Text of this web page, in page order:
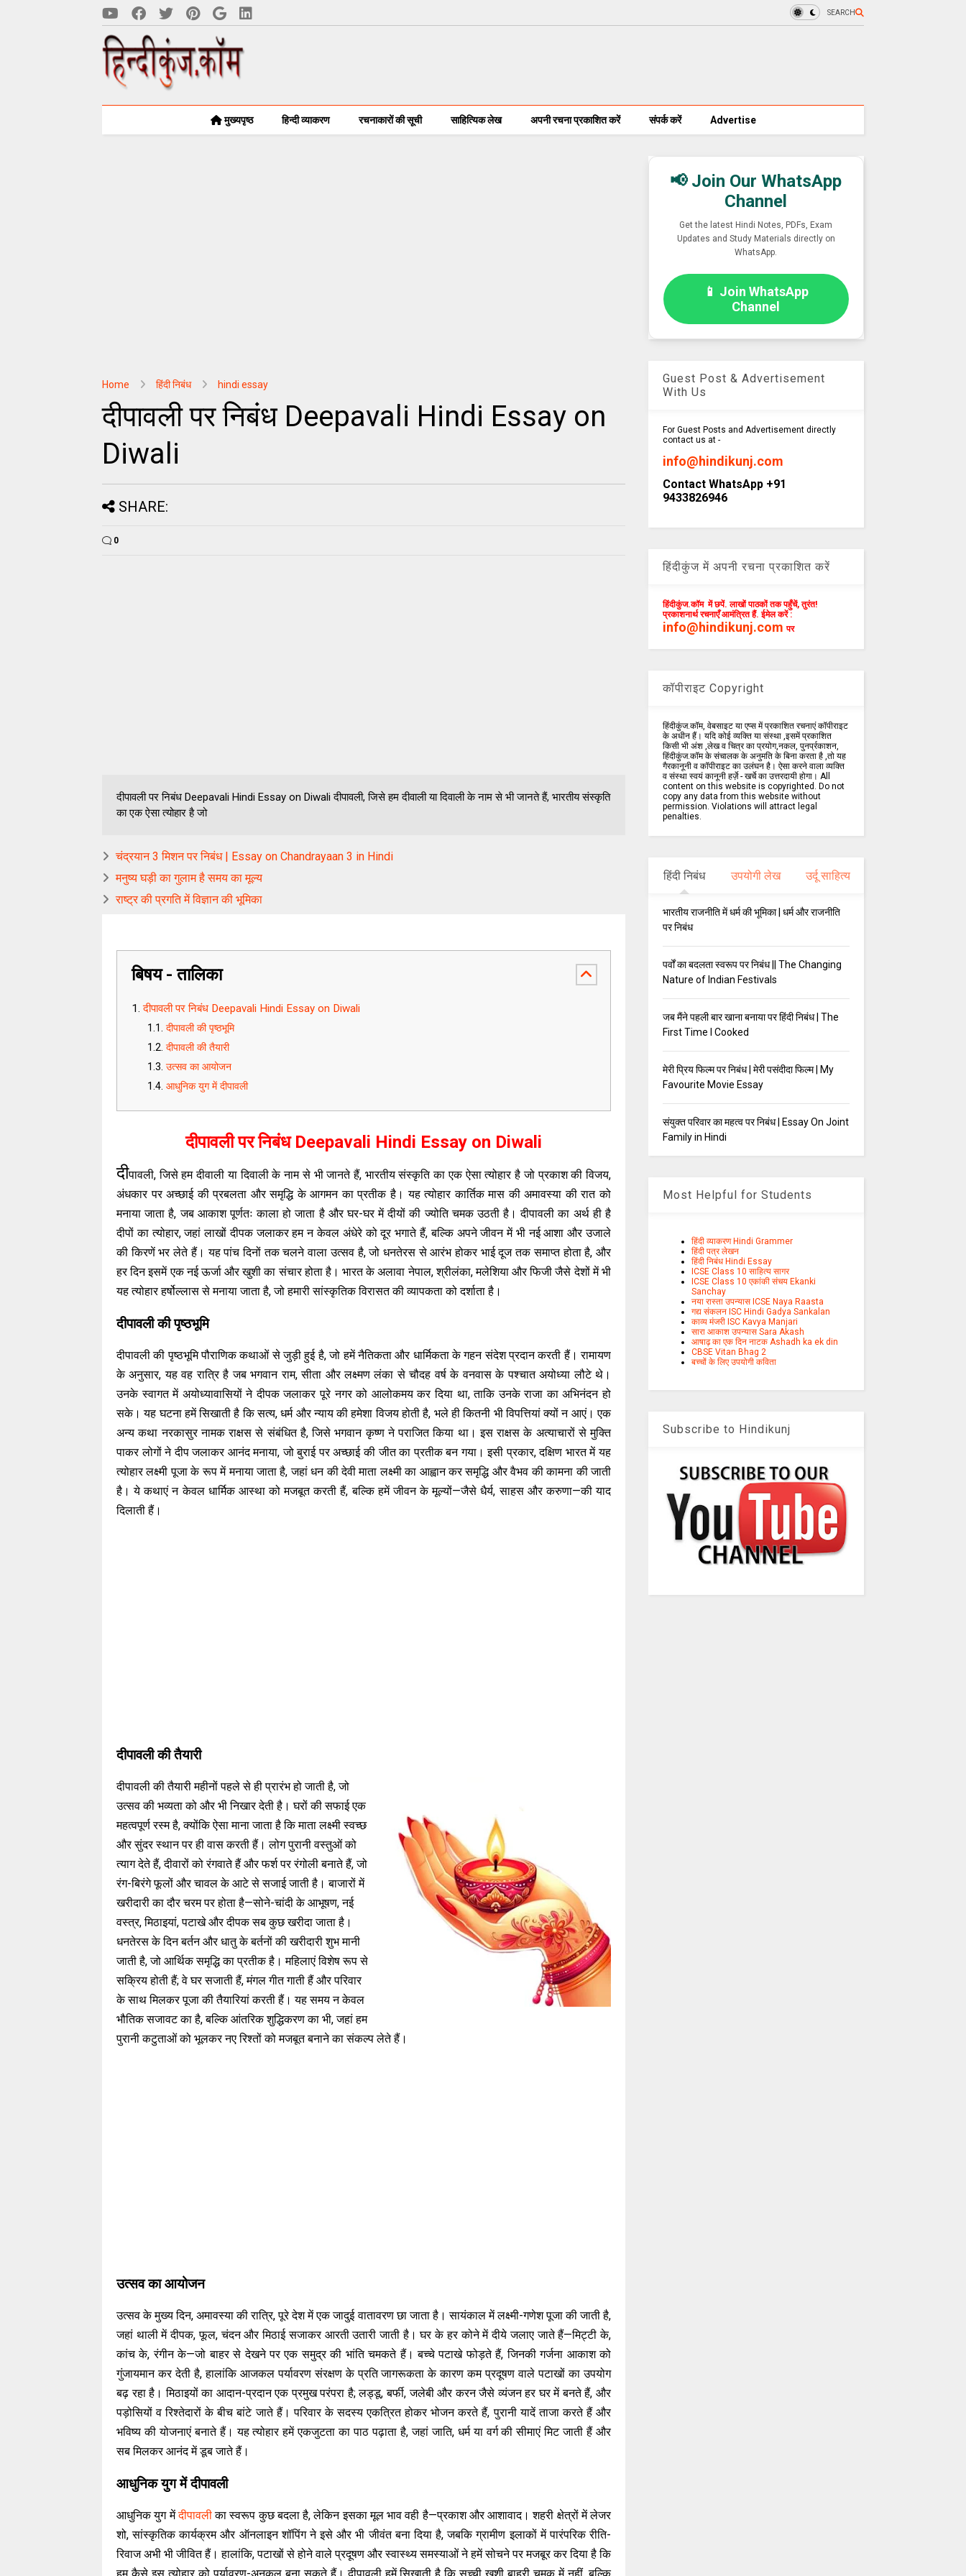
SEARCH
मुख्यपृष्ठ हिन्दी व्याकरण रचनाकारों की सूची साहित्यिक लेख अपनी रचना प्रकाशित करें संपर्क करें Advertise
Home हिंदी निबंध hindi essay
दीपावली पर निबंध Deepavali Hindi Essay on
Diwali
SHARE:
0
दीपावली पर निबंध Deepavali Hindi Essay on Diwali दीपावली, जिसे हम दीवाली या दिवाली के नाम से भी जानते हैं, भारतीय संस्कृति
का एक ऐसा त्योहार है जो
चंद्रयान 3 मिशन पर निबंध | Essay on Chandrayaan 3 in Hindi
मनुष्य घड़ी का गुलाम है समय का मूल्य
राष्ट्र की प्रगति में विज्ञान की भूमिका
बिषय - तालिका
दीपावली पर निबंध Deepavali Hindi Essay on Diwali
दीपावली की पृष्ठभूमि
दीपावली की तैयारी
उत्सव का आयोजन
आधुनिक युग में दीपावली
दीपावली पर निबंध Deepavali Hindi Essay on Diwali
दीपावली, जिसे हम दीवाली या दिवाली के नाम से भी जानते हैं, भारतीय संस्कृति का एक ऐसा त्योहार है जो प्रकाश की विजय,
अंधकार पर अच्छाई की प्रबलता और समृद्धि के आगमन का प्रतीक है। यह त्योहार कार्तिक मास की अमावस्या की रात को
मनाया जाता है, जब आकाश पूर्णतः काला हो जाता है और घर-घर में दीयों की ज्योति चमक उठती है। दीपावली का अर्थ ही है
दीपों का त्योहार, जहां लाखों दीपक जलाकर हम न केवल अंधेरे को दूर भगाते हैं, बल्कि अपने जीवन में भी नई आशा और उजाले
की किरणें भर लेते हैं। यह पांच दिनों तक चलने वाला उत्सव है, जो धनतेरस से आरंभ होकर भाई दूज तक समाप्त होता है, और
हर दिन इसमें एक नई ऊर्जा और खुशी का संचार होता है। भारत के अलावा नेपाल, श्रीलंका, मलेशिया और फिजी जैसे देशों में भी
यह त्योहार हर्षोल्लास से मनाया जाता है, जो हमारी सांस्कृतिक विरासत की व्यापकता को दर्शाता है।
दीपावली की पृष्ठभूमि
दीपावली की पृष्ठभूमि पौराणिक कथाओं से जुड़ी हुई है, जो हमें नैतिकता और धार्मिकता के गहन संदेश प्रदान करती हैं। रामायण
के अनुसार, यह वह रात्रि है जब भगवान राम, सीता और लक्ष्मण लंका से चौदह वर्ष के वनवास के पश्चात अयोध्या लौटे थे।
उनके स्वागत में अयोध्यावासियों ने दीपक जलाकर पूरे नगर को आलोकमय कर दिया था, ताकि उनके राजा का अभिनंदन हो
सके। यह घटना हमें सिखाती है कि सत्य, धर्म और न्याय की हमेशा विजय होती है, भले ही कितनी भी विपत्तियां क्यों न आएं। एक
अन्य कथा नरकासुर नामक राक्षस से संबंधित है, जिसे भगवान कृष्ण ने पराजित किया था। इस राक्षस के अत्याचारों से मुक्ति
पाकर लोगों ने दीप जलाकर आनंद मनाया, जो बुराई पर अच्छाई की जीत का प्रतीक बन गया। इसी प्रकार, दक्षिण भारत में यह
त्योहार लक्ष्मी पूजा के रूप में मनाया जाता है, जहां धन की देवी माता लक्ष्मी का आह्वान कर समृद्धि और वैभव की कामना की जाती
है। ये कथाएं न केवल धार्मिक आस्था को मजबूत करती हैं, बल्कि हमें जीवन के मूल्यों—जैसे धैर्य, साहस और करुणा—की याद
दिलाती हैं।
दीपावली की तैयारी
दीपावली की तैयारी महीनों पहले से ही प्रारंभ हो जाती है, जो
उत्सव की भव्यता को और भी निखार देती है। घरों की सफाई एक
महत्वपूर्ण रस्म है, क्योंकि ऐसा माना जाता है कि माता लक्ष्मी स्वच्छ
और सुंदर स्थान पर ही वास करती हैं। लोग पुरानी वस्तुओं को
त्याग देते हैं, दीवारों को रंगवाते हैं और फर्श पर रंगोली बनाते हैं, जो
रंग-बिरंगे फूलों और चावल के आटे से सजाई जाती है। बाजारों में
खरीदारी का दौर चरम पर होता है—सोने-चांदी के आभूषण, नई
वस्त्र, मिठाइयां, पटाखे और दीपक सब कुछ खरीदा जाता है।
धनतेरस के दिन बर्तन और धातु के बर्तनों की खरीदारी शुभ मानी
जाती है, जो आर्थिक समृद्धि का प्रतीक है। महिलाएं विशेष रूप से
सक्रिय होती हैं; वे घर सजाती हैं, मंगल गीत गाती हैं और परिवार
के साथ मिलकर पूजा की तैयारियां करती हैं। यह समय न केवल
भौतिक सजावट का है, बल्कि आंतरिक शुद्धिकरण का भी, जहां हम
पुरानी कटुताओं को भूलकर नए रिश्तों को मजबूत बनाने का संकल्प लेते हैं।
उत्सव का आयोजन
उत्सव के मुख्य दिन, अमावस्या की रात्रि, पूरे देश में एक जादुई वातावरण छा जाता है। सायंकाल में लक्ष्मी-गणेश पूजा की जाती है,
जहां थाली में दीपक, फूल, चंदन और मिठाई सजाकर आरती उतारी जाती है। घर के हर कोने में दीये जलाए जाते हैं—मिट्टी के,
कांच के, रंगीन के—जो बाहर से देखने पर एक समुद्र की भांति चमकते हैं। बच्चे पटाखे फोड़ते हैं, जिनकी गर्जना आकाश को
गुंजायमान कर देती है, हालांकि आजकल पर्यावरण संरक्षण के प्रति जागरूकता के कारण कम प्रदूषण वाले पटाखों का उपयोग
बढ़ रहा है। मिठाइयों का आदान-प्रदान एक प्रमुख परंपरा है; लड्डू, बर्फी, जलेबी और करन जैसे व्यंजन हर घर में बनते हैं, और
पड़ोसियों व रिश्तेदारों के बीच बांटे जाते हैं। परिवार के सदस्य एकत्रित होकर भोजन करते हैं, पुरानी यादें ताजा करते हैं और
भविष्य की योजनाएं बनाते हैं। यह त्योहार हमें एकजुटता का पाठ पढ़ाता है, जहां जाति, धर्म या वर्ग की सीमाएं मिट जाती हैं और
सब मिलकर आनंद में डूब जाते हैं।
आधुनिक युग में दीपावली
आधुनिक युग मेंदीपावलीका स्वरूप कुछ बदला है, लेकिन इसका मूल भाव वही है—प्रकाश और आशावाद। शहरी क्षेत्रों में लेजर
शो, सांस्कृतिक कार्यक्रम और ऑनलाइन शॉपिंग ने इसे और भी जीवंत बना दिया है, जबकि ग्रामीण इलाकों में पारंपरिक रीति-
रिवाज अभी भी जीवित हैं। हालांकि, पटाखों से होने वाले प्रदूषण और स्वास्थ्य समस्याओं ने हमें सोचने पर मजबूर कर दिया है कि
📢 Join Our WhatsApp
Channel
Get the latest Hindi Notes, PDFs, Exam
Updates and Study Materials directly on
WhatsApp.
📱 Join WhatsApp
Channel
Guest Post & Advertisement
With Us
For Guest Posts and Advertisement directly
contact us at -
info@hindikunj.com
Contact WhatsApp +91
9433826946
हिंदीकुंज में अपनी रचना प्रकाशित करें
हिंदीकुंज.कॉम में छपें. लाखों पाठकों तक पहुँचें, तुरंत!
प्रकाशनार्थ रचनाएँ आमंत्रित हैं. ईमेल करें :
info@hindikunj.com पर
कॉपीराइट Copyright
हिंदीकुंज.कॉम, वेबसाइट या एप्स में प्रकाशित रचनाएं कॉपीराइट
के अधीन हैं। यदि कोई व्यक्ति या संस्था ,इसमें प्रकाशित
किसी भी अंश ,लेख व चित्र का प्रयोग,नकल, पुनर्प्रकाशन,
हिंदीकुंज.कॉम के संचालक के अनुमति के बिना करता है ,तो यह
गैरकानूनी व कॉपीराइट का उलंघन है। ऐसा करने वाला व्यक्ति
व संस्था स्वयं कानूनी हर्ज़े - खर्चे का उत्तरदायी होगा। All
content on this website is copyrighted. Do not
copy any data from this website without
permission. Violations will attract legal
penalties.
हिंदी निबंध उपयोगी लेख उर्दू साहित्य
भारतीय राजनीति में धर्म की भूमिका | धर्म और राजनीति
पर निबंध
पर्वों का बदलता स्वरूप पर निबंध || The Changing
Nature of Indian Festivals
जब मैंने पहली बार खाना बनाया पर हिंदी निबंध | The
First Time I Cooked
मेरी प्रिय फिल्म पर निबंध | मेरी पसंदीदा फिल्म | My
Favourite Movie Essay
संयुक्त परिवार का महत्व पर निबंध | Essay On Joint
Family in Hindi
Most Helpful for Students
हिंदी व्याकरण Hindi Grammer
हिंदी पत्र लेखन
हिंदी निबंध Hindi Essay
ICSE Class 10 साहित्य सागर
ICSE Class 10 एकांकी संचय Ekanki
Sanchay
नया रास्ता उपन्यास ICSE Naya Raasta
गद्य संकलन ISC Hindi Gadya Sankalan
काव्य मंजरी ISC Kavya Manjari
सारा आकाश उपन्यास Sara Akash
आषाढ़ का एक दिन नाटक Ashadh ka ek din
CBSE Vitan Bhag 2
बच्चों के लिए उपयोगी कविता
Subscribe to Hindikunj